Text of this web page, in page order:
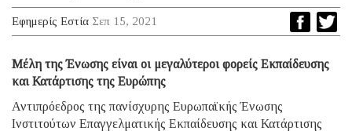
Εφημερίς Εστία Σεπ 15, 2021
Μέλη της Ένωσης είναι οι μεγαλύτεροι φορείς Εκπαίδευσης
και Κατάρτισης της Ευρώπης
Αντιπρόεδρος της πανίσχυρης Ευρωπαϊκής Ένωσης
Ινστιτούτων Επαγγελματικής Εκπαίδευσης και Κατάρτισης